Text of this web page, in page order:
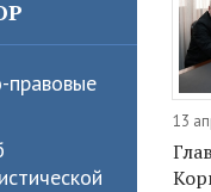
правовые
13